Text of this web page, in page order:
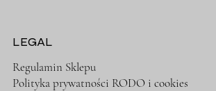
LEGAL
Regulamin Sklepu
Polityka prywatności RODO i cookies